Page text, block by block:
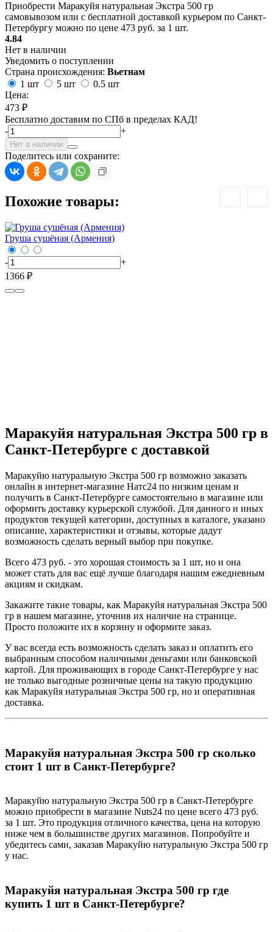
Приобрести Маракуйя натуральная Экстра 500 гр
самовывозом или с бесплатной доставкой курьером по Санкт-
Петербургу можно по цене 473 руб. за 1 шт.
4.84
Нет в наличии
Уведомить о поступлении
Страна происхождения: Вьетнам
1 шт
5 шт
0.5 шт
Цена:
473 ₽
Бесплатно доставим по СПб в пределах КАД!
-
+
Нет в наличии
Поделитесь или сохраните:
Похожие товары:
Груша сушёная (Армения)
-
+
1366 ₽
Маракуйя натуральная Экстра 500 гр в
Санкт-Петербурге с доставкой
Маракуйю натуральную Экстра 500 гр возможно заказать
онлайн в интернет-магазине Натс24 по низким ценам и
получить в Санкт-Петербурге самостоятельно в магазине или
оформить доставку курьерской службой. Для данного и иных
продуктов текущей категории, доступных в каталоге, указано
описание, характеристики и отзывы, которые дадут
возможность сделать верный выбор при покупке.
Всего 473 руб. - это хорошая стоимость за 1 шт, но и она
может стать для вас ещё лучше благодаря нашим ежедневным
акциям и скидкам.
Закажите такие товары, как Маракуйя натуральная Экстра 500
гр в нашем магазине, уточнив их наличие на странице.
Просто положите их в корзину и оформите заказ.
У вас всегда есть возможность сделать заказ и оплатить его
выбранным способом наличными деньгами или банковской
картой. Для проживающих в городе Санкт-Петербурге у нас
не только выгодные розничные цены на такую продукцию
как Маракуйя натуральная Экстра 500 гр, но и оперативная
доставка.
Маракуйя натуральная Экстра 500 гр сколько
стоит 1 шт в Санкт-Петербурге?
Маракуйю натуральную Экстра 500 гр в Санкт-Петербурге
можно приобрести в магазине Nuts24 по цене всего 473 руб.
за 1 шт. Это продукция отличного качества, цена на которую
ниже чем в большинстве других магазинов. Попробуйте и
убедитесь сами, заказав Маракуйю натуральную Экстра 500 гр
у нас.
Маракуйя натуральная Экстра 500 гр где
купить 1 шт в Санкт-Петербурге?